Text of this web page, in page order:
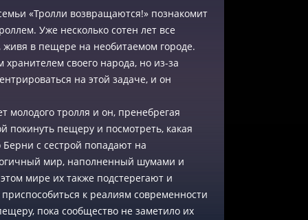
«Тролли возвращаются!» познакомит
Уже несколько сотен лет все
живя в пещере на необитаемом городе.
своего народа, но из-за
на этой задаче, и он
молодого тролля и он, пренебрегая
покинуть пещеру и посмотреть, какая
с сестрой попадают на
мир, наполненный шумами и
мире их также подстерегают и
к реалиям современности
пока сообщество не заметило их